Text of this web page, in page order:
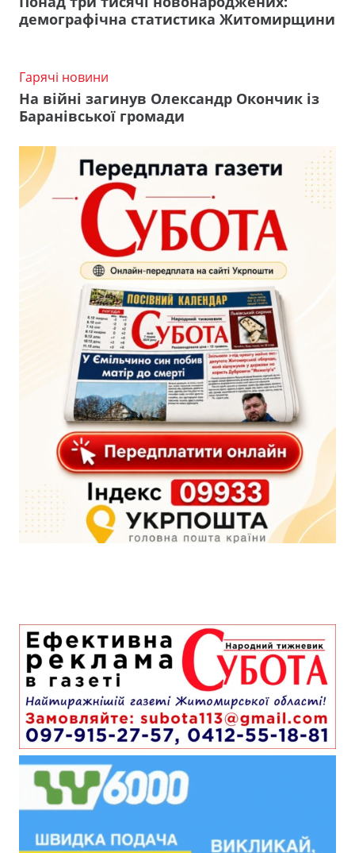
демографічна статистика Житомирщини
Гарячі новини
На війні загинув Олександр Окончик із
Баранівської громади